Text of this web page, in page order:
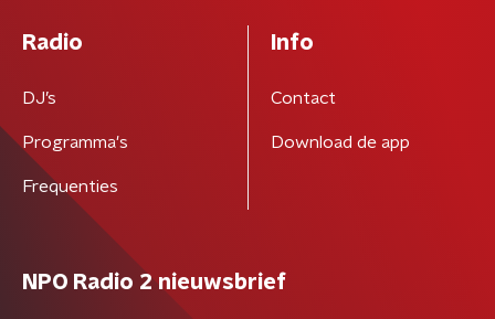
Radio
DJ’s
Programma's
Frequenties
Info
Contact
Download de app
NPO Radio 2 nieuwsbrief